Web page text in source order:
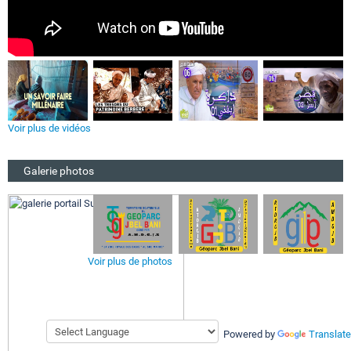
Voir plus de vidéos
Galerie photos
Voir plus de photos
Powered by Translate